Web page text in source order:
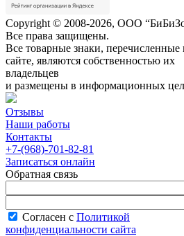
Copyright © 2008-2026, ООО
Все права защищены.
Все товарные знаки, перечисленные
сайте, являются собственностью их
владельцев
и размещены в информационных
Отзывы
Наши работы
Контакты
+7-(968)-701-82-81
Записаться онлайн
Обратная связь
Согласен с Политикой
конфиденциальности сайта